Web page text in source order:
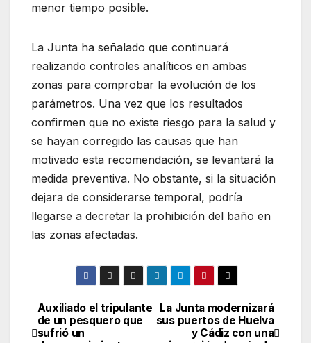
menor tiempo posible.
La Junta ha señalado que continuará
realizando controles analíticos en ambas
zonas para comprobar la evolución de los
parámetros. Una vez que los resultados
confirmen que no existe riesgo para la salud y
se hayan corregido las causas que han
motivado esta recomendación, se levantará la
medida preventiva. No obstante, si la situación
dejara de considerarse temporal, podría
llegarse a decretar la prohibición del baño en
las zonas afectadas.
Navegación
La Junta modernizará
sus puertos de Huelva
y Cádiz con una
Auxiliado el tripulante
de un pesquero que
sufrió un